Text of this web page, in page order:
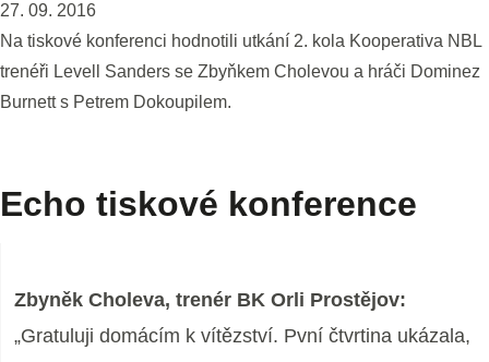
27. 09. 2016
Na tiskové konferenci hodnotili utkání 2. kola Kooperativa NBL
trenéři Levell Sanders se Zbyňkem Cholevou a hráči Dominez
Burnett s Petrem Dokoupilem.
Echo tiskové konference
Zbyněk Choleva, trenér BK Orli Prostějov:
„Gratuluji domácím k vítězství. Pvní čtvrtina ukázala,